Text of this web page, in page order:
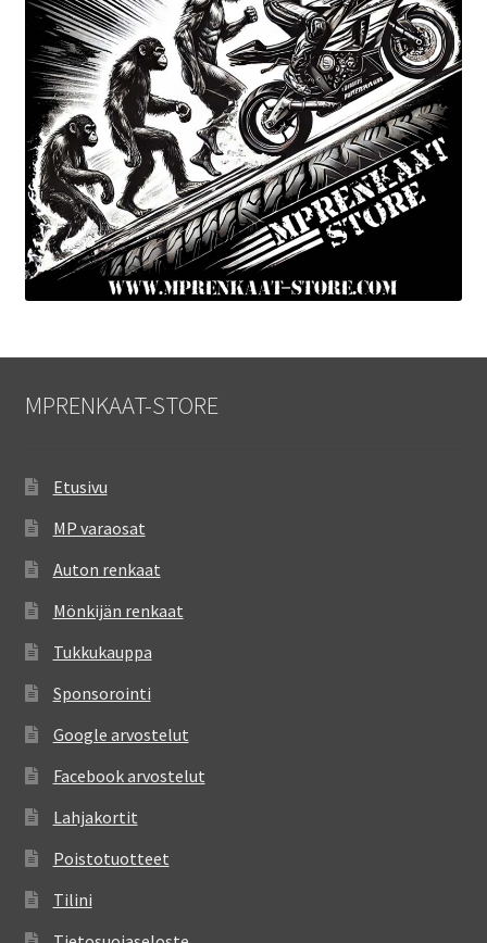
MPRENKAAT-STORE
Etusivu
MP varaosat
Auton renkaat
Mönkijän renkaat
Tukkukauppa
Sponsorointi
Google arvostelut
Facebook arvostelut
Lahjakortit
Poistotuotteet
Tilini